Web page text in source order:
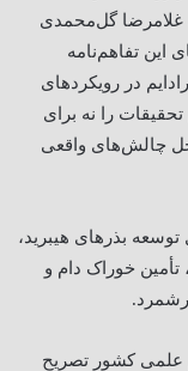
غلامرضا گل‌محمدی
این تفاهم‌نامه
در رویکردهای
را نه برای
حل چالش‌های واقعی
بذرهای هیبرید،
تأمین خوراک دام و
.
علمی کشور تصریح